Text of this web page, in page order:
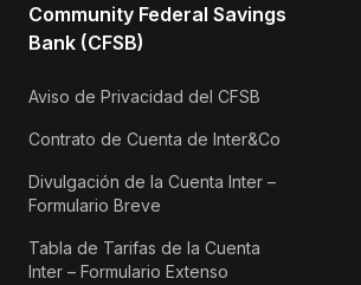
Community Federal Savings
Bank (CFSB)
Aviso de Privacidad del CFSB
Contrato de Cuenta de Inter&Co
Divulgación de la Cuenta Inter –
Formulario Breve
Tabla de Tarifas de la Cuenta
Inter – Formulario Extenso